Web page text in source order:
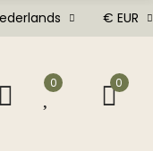
€ EUR
0 0